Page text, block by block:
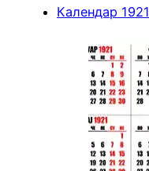
Календар 1921